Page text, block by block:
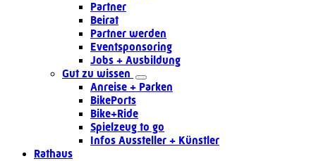
Partner
Beirat
Partner werden
Eventsponsoring
Jobs + Ausbildung
Gut zu wissen
Anreise + Parken
BikePorts
Bike+Ride
Spielzeug to go
Infos Aussteller + Künstler
Rathaus